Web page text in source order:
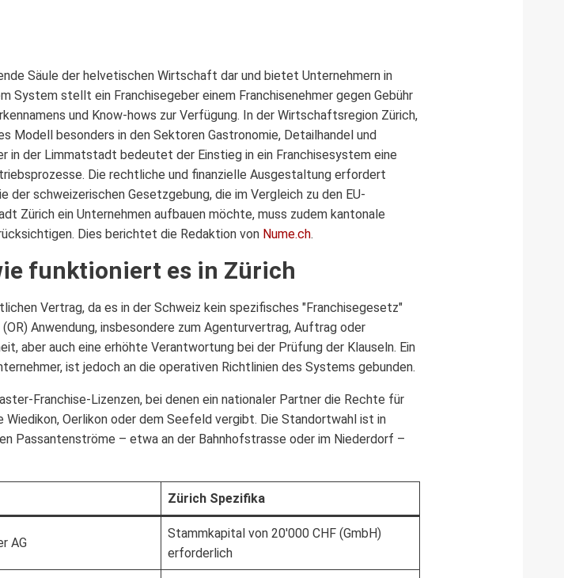
Säule der helvetischen Wirtschaft dar und bietet Unternehmern in
System stellt ein Franchisegeber einem Franchisenehmer gegen Gebühr
und Know-hows zur Verfügung. In der Wirtschaftsregion Zürich,
Modell besonders in den Sektoren Gastronomie, Detailhandel und
in der Limmatstadt bedeutet der Einstieg in ein Franchisesystem eine
Die rechtliche und finanzielle Ausgestaltung erfordert
schweizerischen Gesetzgebung, die im Vergleich zu den EU-
Zürich ein Unternehmen aufbauen möchte, muss zudem kantonale
Dies berichtet die Redaktion von Nume.ch.
funktioniert es in Zürich
Vertrag, da es in der Schweiz kein spezifisches "Franchisegesetz"
Anwendung, insbesondere zum Agenturvertrag, Auftrag oder
aber auch eine erhöhte Verantwortung bei der Prüfung der Klauseln. Ein
ist jedoch an die operativen Richtlinien des Systems gebunden.
Franchise-Lizenzen, bei denen ein nationaler Partner die Rechte für
Oerlikon oder dem Seefeld vergibt. Die Standortwahl ist in
Passantenströme – etwa an der Bahnhofstrasse oder im Niederdorf –
Zürich Spezifika
AG
Stammkapital von 20'000 CHF (GmbH)
erforderlich